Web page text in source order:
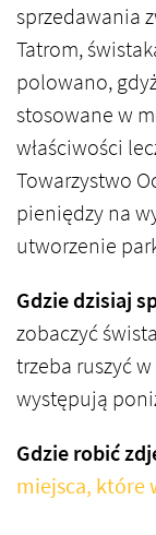
sprzedawania
Tatrom,
polowano,
stosowane w
właściwości
Towarzystwo
pieniędzy na
utworzenie
Gdzie dzisiaj
zobaczyć
trzeba ruszyć
występują
Gdzie robić
miejsca, które